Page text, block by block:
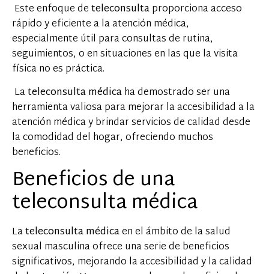
Este enfoque deteleconsultaproporciona acceso
rápido y eficiente a la atención médica,
especialmente útil para consultas de rutina,
seguimientos, o en situaciones en las que la visita
física no es práctica.
Lateleconsulta médicaha demostrado ser una
herramienta valiosa para mejorar la accesibilidad a la
atención médica y brindar servicios de calidad desde
la comodidad del hogar, ofreciendo muchos
beneficios.
Beneficios de una
teleconsulta médica
Lateleconsulta médicaen el ámbito de la salud
sexual masculina ofrece una serie de beneficios
significativos, mejorando la accesibilidad y la calidad